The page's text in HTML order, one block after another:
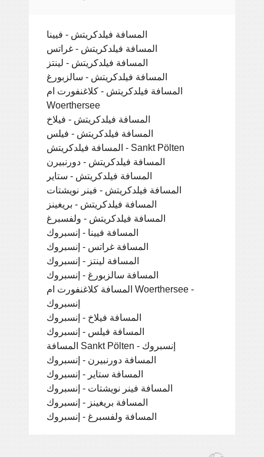
المسافة فيلدكريتش - فيينا
المسافة فيلدكريتش - غراتس
المسافة فيلدكريتش - لينتز
المسافة فيلدكريتش - سالزبورغ
المسافة فيلدكريتش - كلاغنفورت ام
Woerthersee
المسافة فيلدكريتش - فيلاخ
المسافة فيلدكريتش - فيلس
المسافة فيلدكريتش - Sankt Pölten
المسافة فيلدكريتش - دورنبيرن
المسافة فيلدكريتش - ستاير
المسافة فيلدكريتش - فينر نويشتات
المسافة فيلدكريتش - بريغينز
المسافة فيلدكريتش - ولفسبرغ
المسافة فيينا - إنسبروك
المسافة غراتس - إنسبروك
المسافة لينتز - إنسبروك
المسافة سالزبورغ - إنسبروك
المسافة كلاغنفورت ام Woerthersee -
إنسبروك
المسافة فيلاخ - إنسبروك
المسافة فيلس - إنسبروك
المسافة Sankt Pölten - إنسبروك
المسافة دورنبيرن - إنسبروك
المسافة ستاير - إنسبروك
المسافة فينر نويشتات - إنسبروك
المسافة بريغينز - إنسبروك
المسافة ولفسبرغ - إنسبروك